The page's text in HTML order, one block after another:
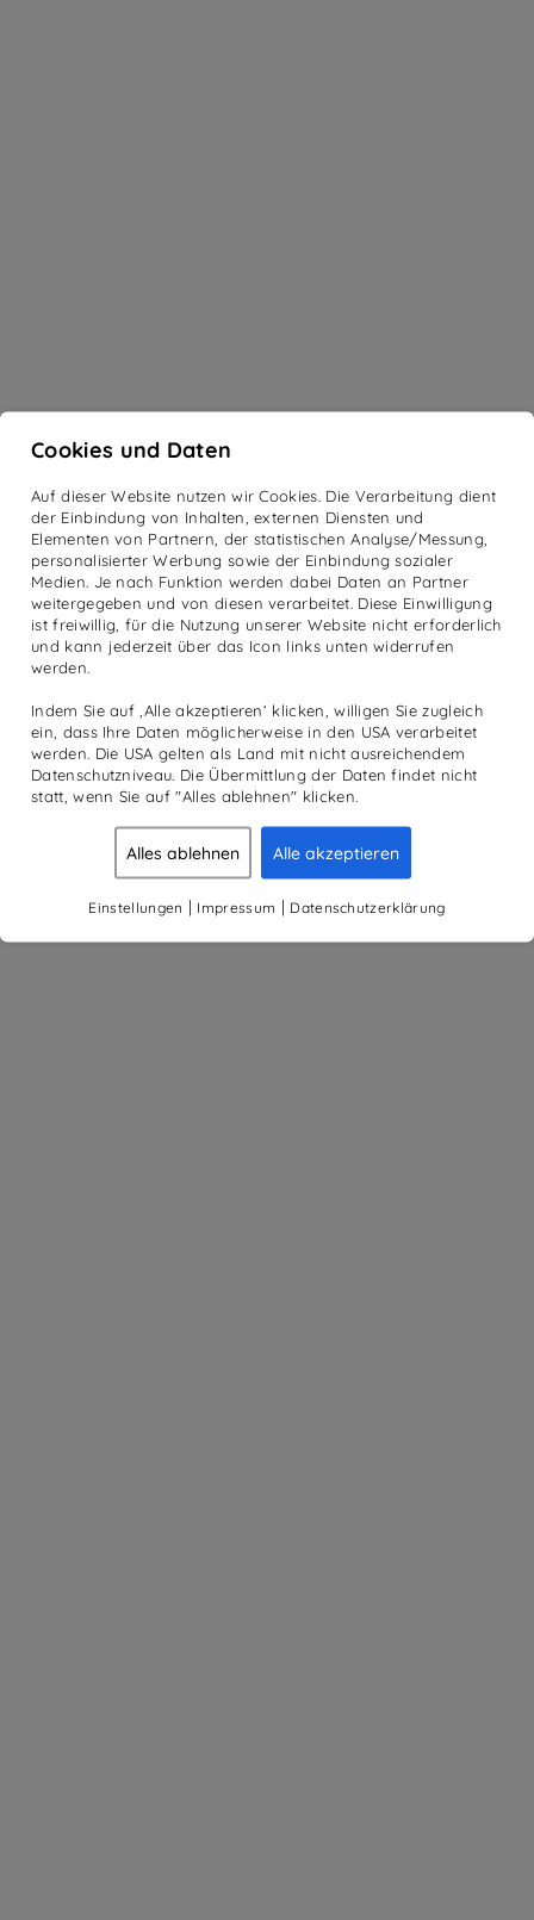
Cookies und Daten
Auf dieser Website nutzen wir Cookies. Die Verarbeitung dient
der Einbindung von Inhalten, externen Diensten und
Elementen von Partnern, der statistischen Analyse/Messung,
personalisierter Werbung sowie der Einbindung sozialer
Medien. Je nach Funktion werden dabei Daten an Partner
weitergegeben und von diesen verarbeitet. Diese Einwilligung
ist freiwillig, für die Nutzung unserer Website nicht erforderlich
und kann jederzeit über das Icon links unten widerrufen
werden.
Indem Sie auf ‚Alle akzeptieren‘ klicken, willigen Sie zugleich
ein, dass Ihre Daten möglicherweise in den USA verarbeitet
werden. Die USA gelten als Land mit nicht ausreichendem
Datenschutzniveau. Die Übermittlung der Daten findet nicht
statt, wenn Sie auf "Alles ablehnen" klicken.
Alles ablehnen Alle akzeptieren
Einstellungen | Impressum | Datenschutzerklärung